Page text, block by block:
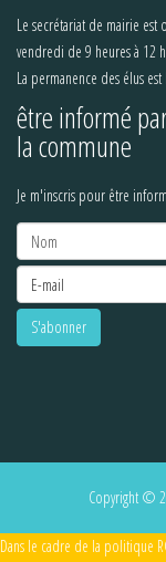
Le secrétariat de mairie
vendredi de 9 heures à 12
La permanence des élus
être informé
la commune
Je m'inscris pour être
Copyright ©
Dans le cadre de la politique